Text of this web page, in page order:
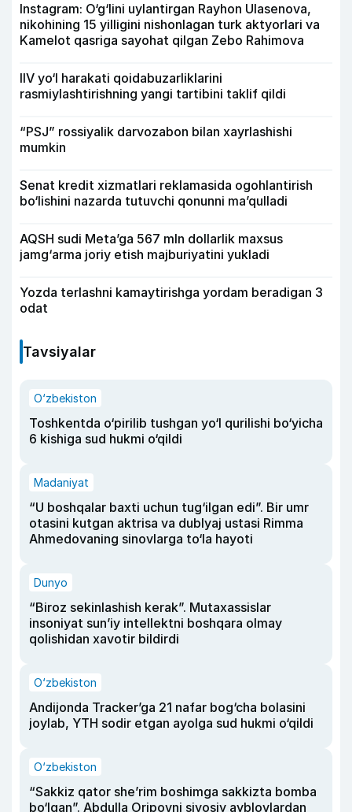
Instagram: O‘g‘lini uylantirgan Rayhon Ulasenova,
nikohining 15 yilligini nishonlagan turk aktyorlari va
Kamelot qasriga sayohat qilgan Zebo Rahimova
IIV yo‘l harakati qoidabuzarliklarini
rasmiylashtirishning yangi tartibini taklif qildi
“PSJ” rossiyalik darvozabon bilan xayrlashishi
mumkin
Senat kredit xizmatlari reklamasida ogohlantirish
bo‘lishini nazarda tutuvchi qonunni ma’qulladi
AQSH sudi Meta’ga 567 mln dollarlik maxsus
jamg‘arma joriy etish majburiyatini yukladi
Yozda terlashni kamaytirishga yordam beradigan 3
odat
Tavsiyalar
O‘zbekiston
Toshkentda o‘pirilib tushgan yo‘l qurilishi bo‘yicha
6 kishiga sud hukmi o‘qildi
Madaniyat
“U boshqalar baxti uchun tug‘ilgan edi”. Bir umr
otasini kutgan aktrisa va dublyaj ustasi Rimma
Ahmedovaning sinovlarga to‘la hayoti
Dunyo
“Biroz sekinlashish kerak”. Mutaxassislar
insoniyat sun’iy intellektni boshqara olmay
qolishidan xavotir bildirdi
O‘zbekiston
Andijonda Tracker’ga 21 nafar bog‘cha bolasini
joylab, YTH sodir etgan ayolga sud hukmi o‘qildi
O‘zbekiston
“Sakkiz qator she’rim boshimga sakkizta bomba
bo‘lgan”. Abdulla Oripovni siyosiy ayblovlardan